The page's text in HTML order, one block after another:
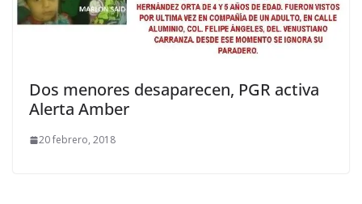
Dos menores desaparecen, PGR activa
Alerta Amber
20 febrero, 2018